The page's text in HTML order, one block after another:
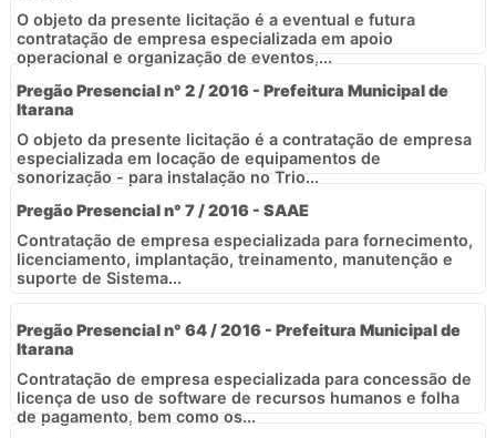
O objeto da presente licitação é a eventual e futura
contratação de empresa especializada em apoio
operacional e organização de eventos,...
Pregão Presencial n° 2 / 2016 - Prefeitura Municipal de
Itarana
O objeto da presente licitação é a contratação de empresa
especializada em locação de equipamentos de
sonorização - para instalação no Trio...
Pregão Presencial n° 7 / 2016 - SAAE
Contratação de empresa especializada para fornecimento,
licenciamento, implantação, treinamento, manutenção e
suporte de Sistema...
Pregão Presencial n° 64 / 2016 - Prefeitura Municipal de
Itarana
Contratação de empresa especializada para concessão de
licença de uso de software de recursos humanos e folha
de pagamento, bem como os...